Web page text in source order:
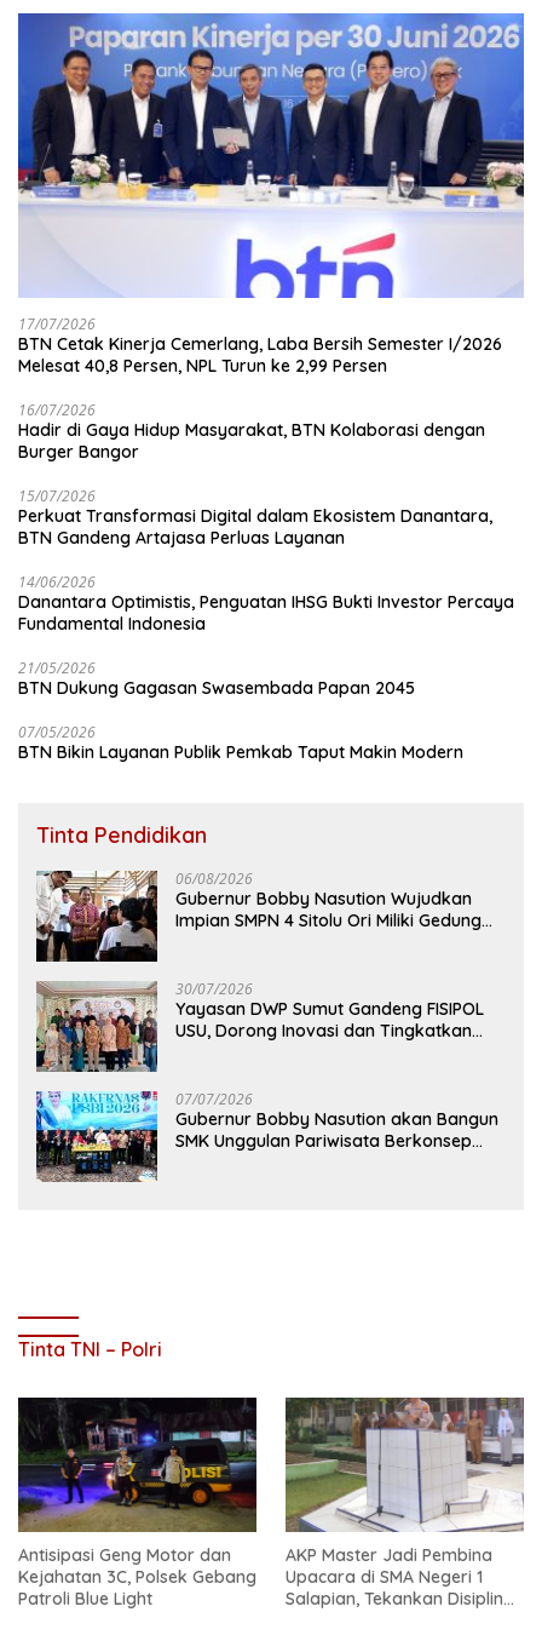
17/07/2026
BTN Cetak Kinerja Cemerlang, Laba Bersih Semester I/2026
Melesat 40,8 Persen, NPL Turun ke 2,99 Persen
16/07/2026
Hadir di Gaya Hidup Masyarakat, BTN Kolaborasi dengan
Burger Bangor
15/07/2026
Perkuat Transformasi Digital dalam Ekosistem Danantara,
BTN Gandeng Artajasa Perluas Layanan
14/06/2026
Danantara Optimistis, Penguatan IHSG Bukti Investor Percaya
Fundamental Indonesia
21/05/2026
BTN Dukung Gagasan Swasembada Papan 2045
07/05/2026
BTN Bikin Layanan Publik Pemkab Taput Makin Modern
Tinta Pendidikan
06/08/2026
Gubernur Bobby Nasution Wujudkan
Impian SMPN 4 Sitolu Ori Miliki Gedung
30/07/2026
Yayasan DWP Sumut Gandeng FISIPOL
USU, Dorong Inovasi dan Tingkatkan
07/07/2026
Gubernur Bobby Nasution akan Bangun
SMK Unggulan Pariwisata Berkonsep
Tinta TNI – Polri
Antisipasi Geng Motor dan
Kejahatan 3C, Polsek Gebang
Patroli Blue Light
AKP Master Jadi Pembina
Upacara di SMA Negeri 1
Salapian, Tekankan Disiplin